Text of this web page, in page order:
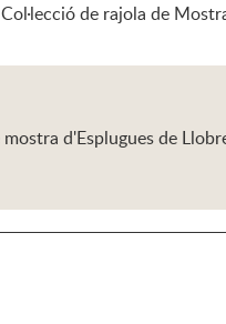
de rajola de
d'Esplugues de